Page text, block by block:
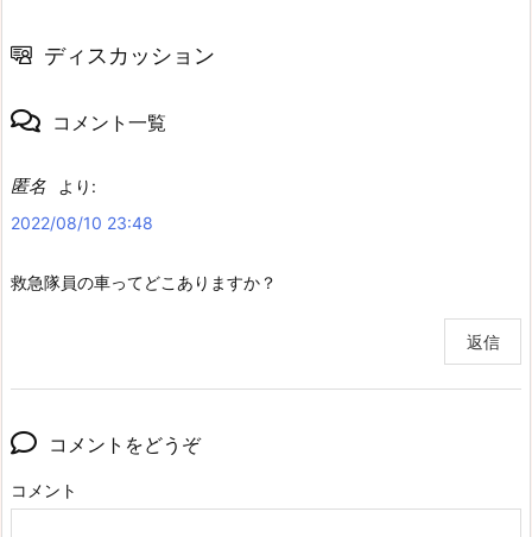
ディスカッション
コメント一覧
匿名
より:
2022/08/10 23:48
救急隊員の車ってどこありますか？
返信
コメントをどうぞ
コメント